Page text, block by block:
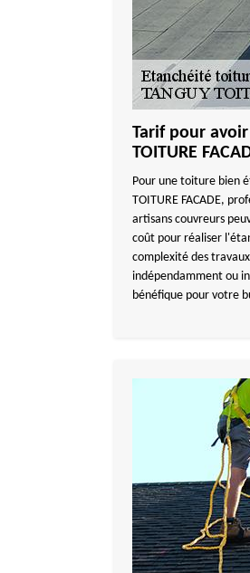
Tarif pour
TOITURE
Pour une toiture bien
TOITURE FACADE,
artisans couvreurs
coût pour réaliser
complexité des
indépendamment ou
bénéfique pour votre